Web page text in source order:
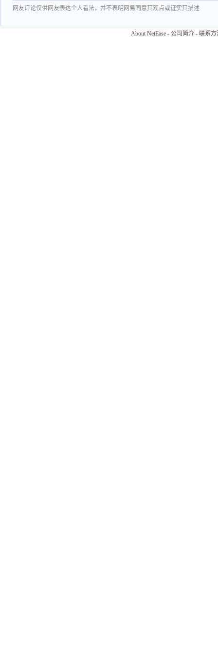
网友评论仅供网友表达个人看法，并不表明网易同意其观点或证实其描述
About NetEase - 公司简介 - 联系方